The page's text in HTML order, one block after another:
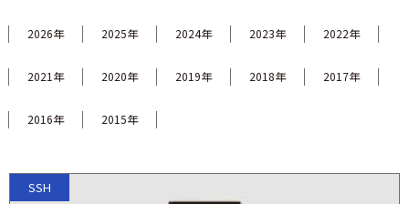
2026年 2025年 2024年 2023年 2022年
2021年 2020年 2019年 2018年 2017年
2016年 2015年
SSH